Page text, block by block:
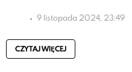
9 listopada 2024, 23:49
CZYTAJ WIĘCEJ